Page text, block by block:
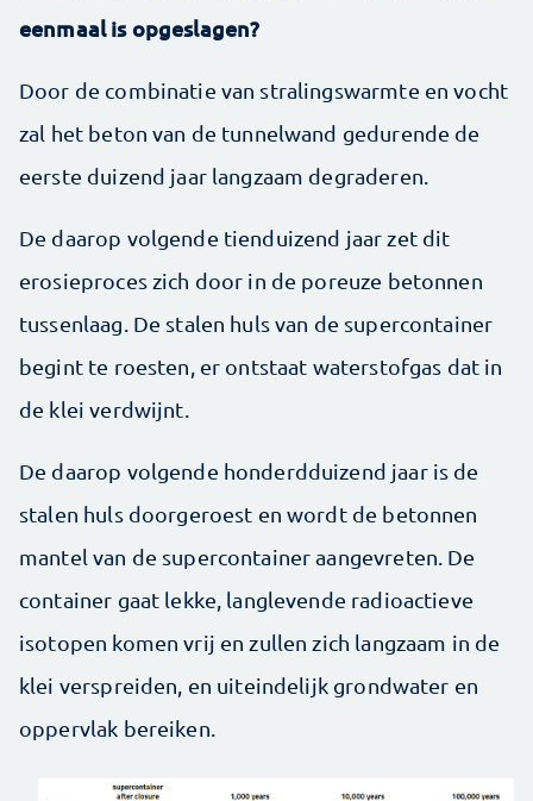
eenmaal is opgeslagen?
Door de combinatie van stralingswarmte en vocht
zal het beton van de tunnelwand gedurende de
eerste duizend jaar langzaam degraderen.
De daarop volgende tienduizend jaar zet dit
erosieproces zich door in de poreuze betonnen
tussenlaag. De stalen huls van de supercontainer
begint te roesten, er ontstaat waterstofgas dat in
de klei verdwijnt.
De daarop volgende honderdduizend jaar is de
stalen huls doorgeroest en wordt de betonnen
mantel van de supercontainer aangevreten. De
container gaat lekke, langlevende radioactieve
isotopen komen vrij en zullen zich langzaam in de
klei verspreiden, en uiteindelijk grondwater en
oppervlak bereiken.